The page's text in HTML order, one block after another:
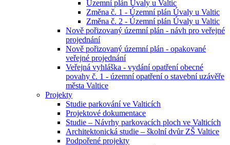
Územní plán Úvaly u Valtic
Změna č. 1 - Územní plán Úvaly u Valtic
Změna č. 2 - Územní plán Úvaly u Valtic
Nově pořizovaný územní plán - návh pro veřejné
projednání
Nově pořizovaný územní plán - opakované
veřejné projednání
Veřejná vyhláška - vydání opatření obecné
povahy č. 1 - územní opatření o stavební uzávěře
města Valtice
Projekty
Studie parkování ve Valticích
Projektové dokumentace
Studie – Návrhy parkovacích ploch ve Valticích
Architektonická studie – školní dvůr ZŠ Valtice
Podpořené projekty